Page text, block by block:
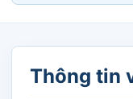
Thông tin